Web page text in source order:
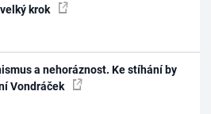
krok
a nehoráznost. Ke stíhání by
Vondráček